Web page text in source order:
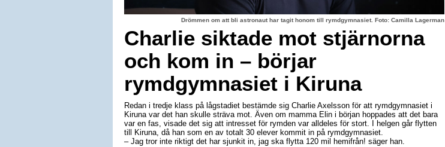
Drömmen om att bli astronaut har tagit honom till rymdgymnasiet. Foto: Camilla Lagerman
Charlie siktade mot stjärnorna
och kom in – börjar
rymdgymnasiet i Kiruna
Redan i tredje klass på lågstadiet bestämde sig Charlie Axelsson för att rymdgymnasiet i
Kiruna var det han skulle sträva mot. Även om mamma Elin i början hoppades att det bara
var en fas, visade det sig att intresset för rymden var alldeles för stort. I helgen går flytten
till Kiruna, då han som en av totalt 30 elever kommit in på rymdgymnasiet.
– Jag tror inte riktigt det har sjunkit in, jag ska flytta 120 mil hemifrån! säger han.